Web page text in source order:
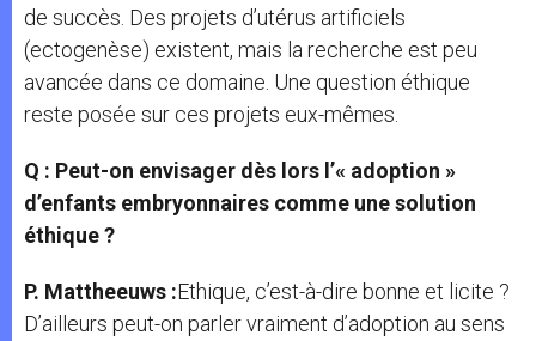
de succès. Des projets d’utérus artificiels
(ectogenèse) existent, mais la recherche est peu
avancée dans ce domaine. Une question éthique
reste posée sur ces projets eux-mêmes.
Q : Peut-on envisager dès lors l’« adoption »
d’enfants embryonnaires comme une solution
éthique ?
P. Mattheeuws :Ethique, c’est-à-dire bonne et licite ?
D’ailleurs peut-on parler vraiment d’adoption au sens